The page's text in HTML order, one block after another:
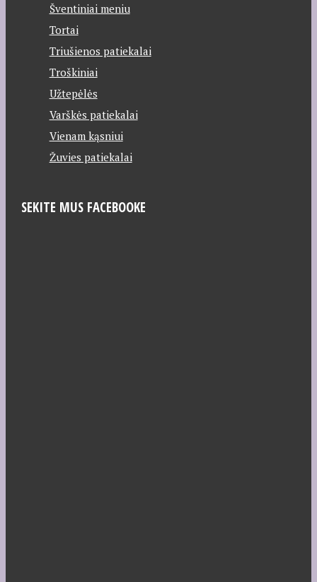
Šventiniai meniu
Tortai
Triušienos patiekalai
Troškiniai
Užtepėlės
Varškės patiekalai
Vienam kąsniui
Žuvies patiekalai
SEKITE MUS FACEBOOKE